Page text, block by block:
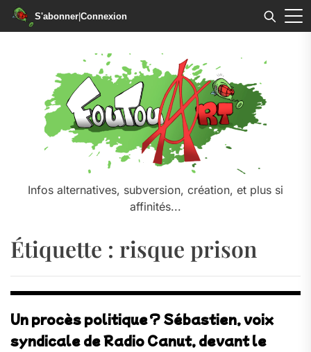
S'abonner|Connexion
Infos alternatives, subversion, création, et plus si
affinités...
Étiquette : risque prison
Un procès politique ? Sébastien, voix
syndicale de Radio Canut, devant le